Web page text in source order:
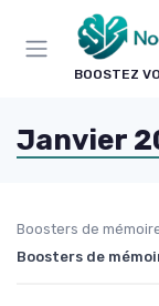
BOOSTEZ
Janvier
Boosters de
Boosters de
Panneau de